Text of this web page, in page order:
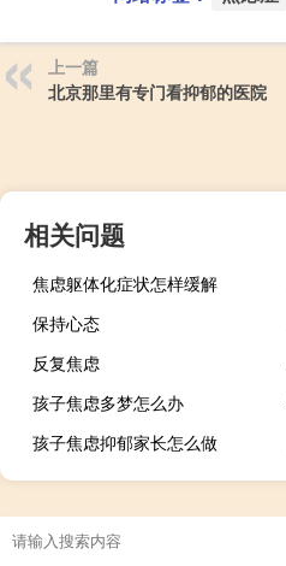
上一篇
北京那里有专门看抑郁的医院
相关问题
焦虑躯体化症状怎样缓解
保持心态
反复焦虑
孩子焦虑多梦怎么办
孩子焦虑抑郁家长怎么做